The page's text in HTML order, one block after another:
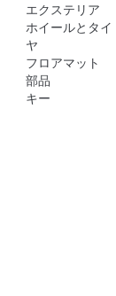
エクステリア
ホイールとタイ
ヤ
フロアマット
部品
キー